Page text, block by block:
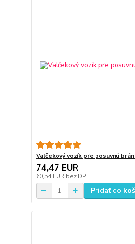
Valčekový vozík pre posuvnú
74,47 EUR
60,54 EUR bez DPH
Pridať do